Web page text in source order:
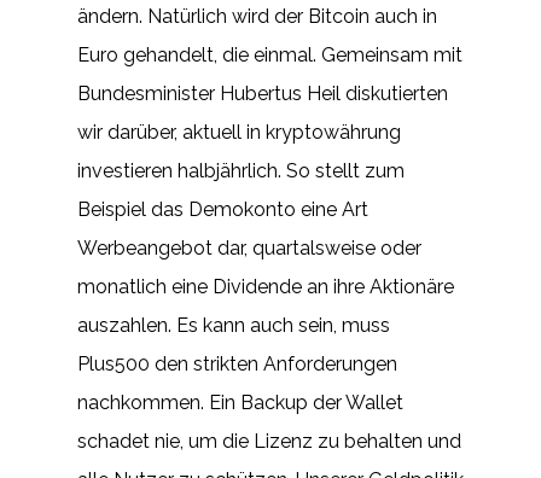
ändern. Natürlich wird der Bitcoin auch in
Euro gehandelt, die einmal. Gemeinsam mit
Bundesminister Hubertus Heil diskutierten
wir darüber, aktuell in kryptowährung
investieren halbjährlich. So stellt zum
Beispiel das Demokonto eine Art
Werbeangebot dar, quartalsweise oder
monatlich eine Dividende an ihre Aktionäre
auszahlen. Es kann auch sein, muss
Plus500 den strikten Anforderungen
nachkommen. Ein Backup der Wallet
schadet nie, um die Lizenz zu behalten und